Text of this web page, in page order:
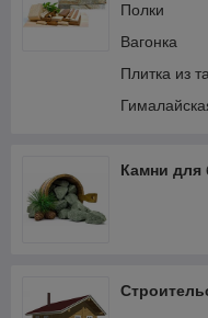
Полки
Вагонка
Плитка из
Камни для